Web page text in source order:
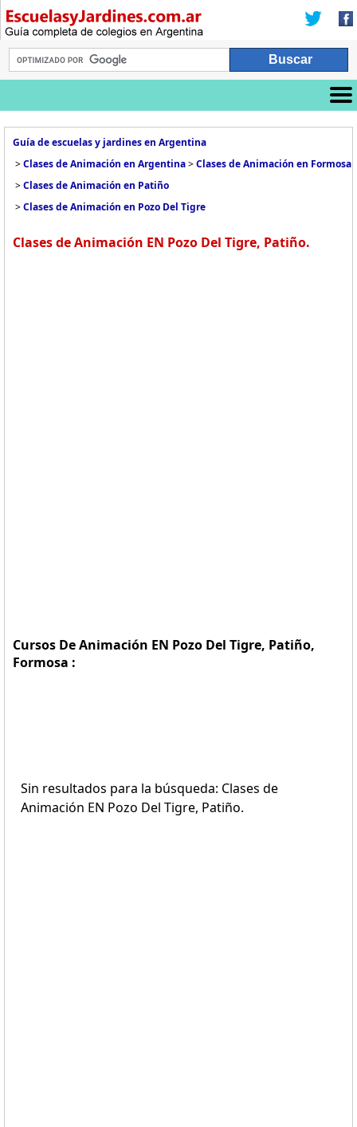
Guía de escuelas y jardines en Argentina
>Clases de Animación en Argentina>Clases de Animación en Formosa
>Clases de Animación en Patiño
>Clases de Animación en Pozo Del Tigre
Clases de Animación EN Pozo Del Tigre, Patiño.
Cursos De Animación EN Pozo Del Tigre, Patiño,
Formosa :
Sin resultados para la búsqueda: Clases de
Animación EN Pozo Del Tigre, Patiño.